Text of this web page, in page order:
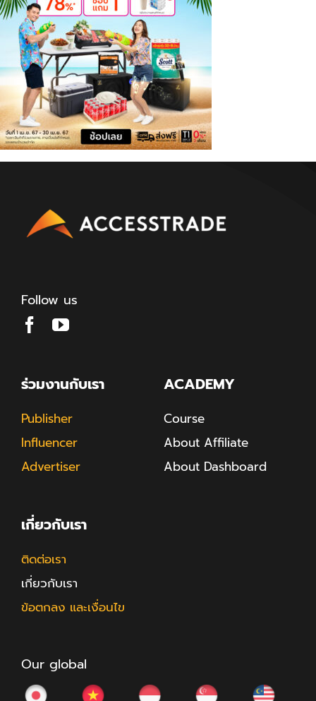
Follow us
ร่วมงานกับเรา
Publisher
Influencer
Advertiser
ACADEMY
Course
About Affiliate
About Dashboard
เกี่ยวกับเรา
ติดต่อเรา
เกี่ยวกับเรา
ข้อตกลง และเงื่อนไข
Our global